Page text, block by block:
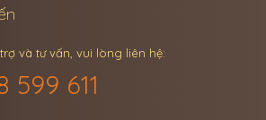
và tư vấn, vui lòng liên hệ:
599 611